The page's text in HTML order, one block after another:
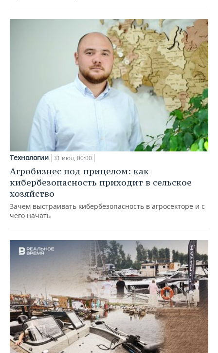
Технологии 31 июл, 00:00
Агробизнес под прицелом: как
кибербезопасность приходит в сельское
хозяйство
Зачем выстраивать кибербезопасность в агросекторе и с
чего начать